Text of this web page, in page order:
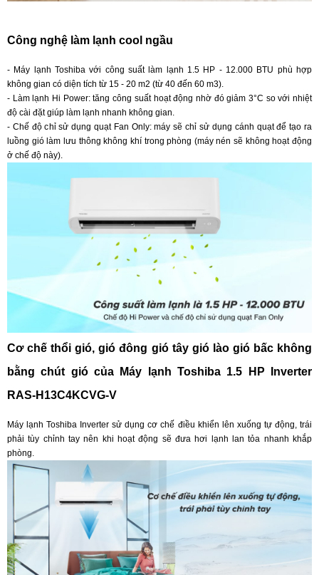
Công nghệ làm lạnh cool ngầu
- Máy lạnh Toshiba với công suất làm lạnh 1.5 HP - 12.000 BTU phù hợp
không gian có diện tích từ 15 - 20 m2 (từ 40 đến 60 m3).
- Làm lạnh Hi Power: tăng công suất hoạt động nhờ đó giảm 3°C so với nhiệt
độ cài đặt giúp làm lạnh nhanh không gian.
- Chế độ chỉ sử dụng quạt Fan Only: máy sẽ chỉ sử dụng cánh quạt để tạo ra
luồng gió làm lưu thông không khí trong phòng (máy nén sẽ không hoạt động
ở chế độ này).
Cơ chế thổi gió, gió đông gió tây gió lào gió bấc không
bằng chút gió của Máy lạnh Toshiba 1.5 HP Inverter
RAS-H13C4KCVG-V
Máy lạnh Toshiba Inverter sử dụng cơ chế điều khiển lên xuống tự động, trái
phải tùy chỉnh tay nên khi hoạt động sẽ đưa hơi lạnh lan tỏa nhanh khắp
phòng.